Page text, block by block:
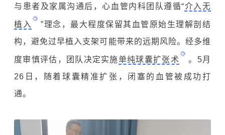
与患者及家属沟通后，心血管内科团队遵循“介入无
植入
”理念，最大程度保留其血管原始生理解剖结
构，避免过早植入支架可能带来的远期风险。经多维
度审慎评估，团队决定实施单纯球囊扩张术
。5月
26日，随着球囊精准扩张，闭塞的血管被成功打
通。